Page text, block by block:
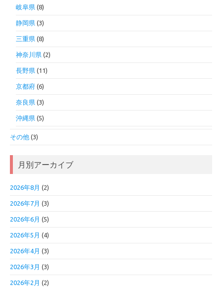
岐阜県 (8)
静岡県 (3)
三重県 (8)
神奈川県 (2)
長野県 (11)
京都府 (6)
奈良県 (3)
沖縄県 (5)
その他 (3)
月別アーカイブ
2026年8月 (2)
2026年7月 (3)
2026年6月 (5)
2026年5月 (4)
2026年4月 (3)
2026年3月 (3)
2026年2月 (2)